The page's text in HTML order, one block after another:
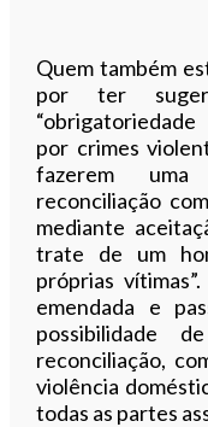
Quem também
por ter
por crimes
fazerem
reconciliação
mediante
trate de um
próprias
emendada e
possibilidade
reconciliação,
violência
todas as partes